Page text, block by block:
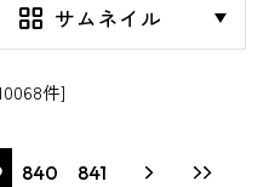
件]
840 841